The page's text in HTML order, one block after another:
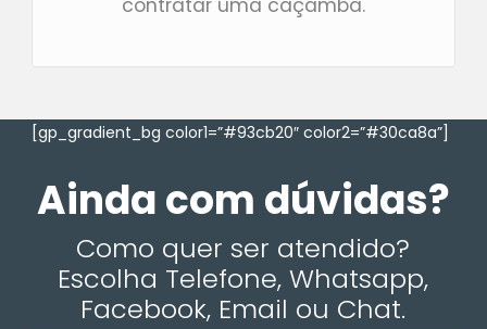
contratar uma caçamba.
[gp_gradient_bg color1=”#93cb20″ color2=”#30ca8a”]
Ainda com dúvidas?
Como quer ser atendido?
Escolha Telefone, Whatsapp,
Facebook, Email ou Chat.